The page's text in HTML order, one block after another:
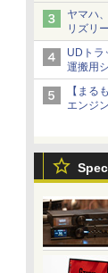
ックベ
ヤマハ
リズリ
UDトラ
運搬用
【まる
エンジ